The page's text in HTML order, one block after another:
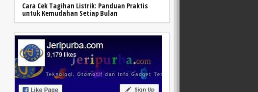
Cara Cek Tagihan Listrik: Panduan Praktis
untuk Kemudahan Setiap Bulan